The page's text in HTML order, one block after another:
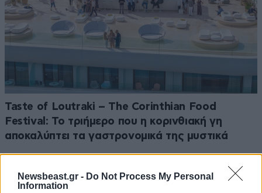
Newsbeast.gr - Do Not Process My Personal
Information
Taste of Loutraki – The Corinthian Food
Festival: Το τριήμερο που η κορινθιακή γη
αποκαλύπτει τα γαστρονομικά της μυστικά